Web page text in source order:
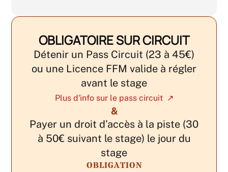
OBLIGATOIRE SUR CIRCUIT
Détenir un Pass Circuit (23 à 45€)
ou une Licence FFM valide à régler
avant le stage
Plus d'info sur le pass circuit ↗
&
Payer un droit d’accès à la piste (30
à 50€ suivant le stage) le jour du
stage
OBLIGATION